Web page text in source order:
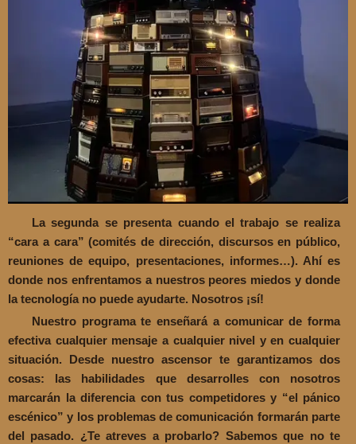
La segunda se presenta cuando el trabajo se realiza
“cara a cara” (comités de dirección, discursos en público,
reuniones de equipo, presentaciones, informes…). Ahí es
donde nos enfrentamos a nuestros peores miedos y donde
la tecnología no puede ayudarte. Nosotros ¡sí!
Nuestro programa te enseñará a comunicar de forma
efectiva cualquier mensaje a cualquier nivel y en cualquier
situación. Desde nuestro ascensor te garantizamos dos
cosas: las habilidades que desarrolles con nosotros
marcarán la diferencia con tus competidores y “el pánico
escénico” y los problemas de comunicación formarán parte
del pasado. ¿Te atreves a probarlo? Sabemos que no te